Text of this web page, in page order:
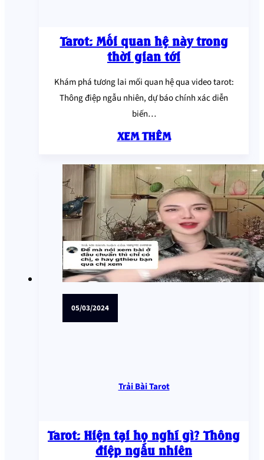
Tarot: Mối quan hệ này trong
thời gian tới
Khám phá tương lai mối quan hệ qua video tarot:
Thông điệp ngẫu nhiên, dự báo chính xác diễn
biến…
XEM THÊM
05/03/2024
Trải Bài Tarot
Tarot: Hiện tại họ nghĩ gì? Thông
điệp ngẫu nhiên